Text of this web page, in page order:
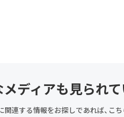
メディアも見られ
関連する情報をお探しであれば、こ